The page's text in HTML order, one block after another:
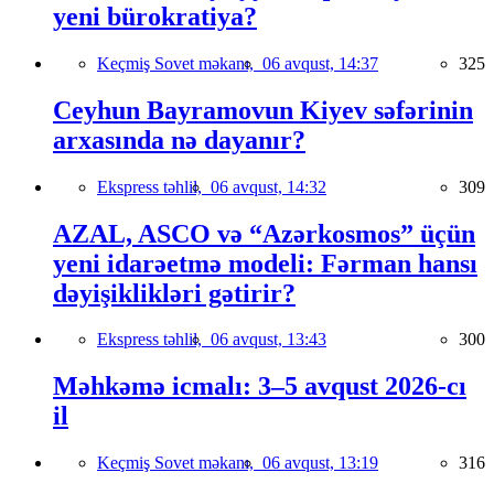
yeni bürokratiya?
Keçmiş Sovet məkanı, 06 avqust, 14:37 325
Ceyhun Bayramovun Kiyev səfərinin
arxasında nə dayanır?
Ekspress təhlil, 06 avqust, 14:32 309
AZAL, ASCO və “Azərkosmos” üçün
yeni idarəetmə modeli: Fərman hansı
dəyişiklikləri gətirir?
Ekspress təhlil, 06 avqust, 13:43 300
Məhkəmə icmalı: 3–5 avqust 2026-cı
il
Keçmiş Sovet məkanı, 06 avqust, 13:19 316